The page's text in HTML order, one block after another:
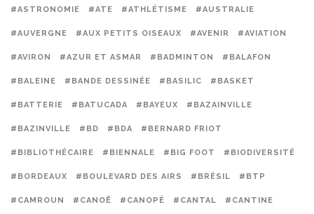
#ASTRONOMIE #ATE #ATHLÉTISME #AUSTRALIE
#AUVERGNE #AUX PETITS OISEAUX #AVENIR #AVIATION
#AVIRON #AZUR ET ASMAR #BADMINTON #BALAFON
#BALEINE #BANDE DESSINÉE #BASILIC #BASKET
#BATTERIE #BATUCADA #BAYEUX #BAZAINVILLE
#BAZINVILLE #BD #BDA #BERNARD FRIOT
#BIBLIOTHÉCAIRE #BIENNALE #BIG FOOT #BIODIVERSITÉ
#BORDEAUX #BOULEVARD DES AIRS #BRÉSIL #BTP
#CAMROUN #CANOË #CANOPÉ #CANTAL #CANTINE